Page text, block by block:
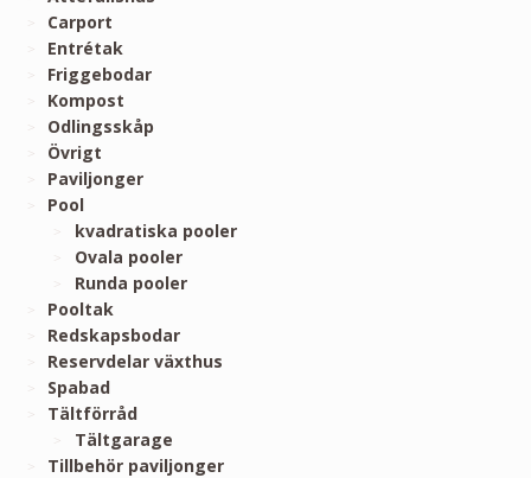
Carport
Entrétak
Friggebodar
Kompost
Odlingsskåp
Övrigt
Paviljonger
Pool
kvadratiska pooler
Ovala pooler
Runda pooler
Pooltak
Redskapsbodar
Reservdelar växthus
Spabad
Tältförråd
Tältgarage
Tillbehör paviljonger